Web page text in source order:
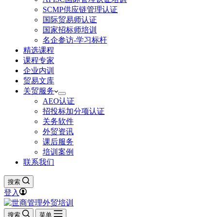
SCMP供应链管理认证
国际贸易师认证
国家招标师培训
名企参访-学习标杆
精选课程
课程专家
企业内训
贸易文库
关贸服务
AEO认证
招投标加分项认证
关务软件
外贸资讯
课后服务
培训案例
联系我们
搜索
登入
搜索 菜单